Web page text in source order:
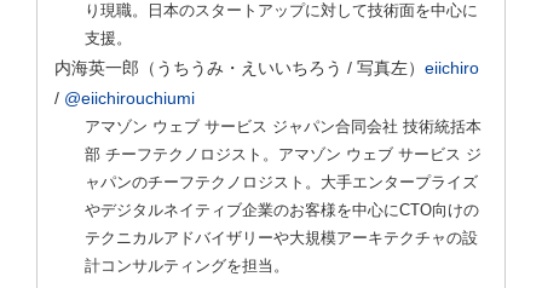
り現職。日本のスタートアップに対して技術面を中心に
支援。
内海英一郎 （うちうみ・えいいちろう / 写真左） eiichiro
/ @eiichirouchiumi
アマゾン ウェブ サービス ジャパン合同会社 技術統括本
部 チーフテクノロジスト。アマゾン ウェブ サービス ジ
ャパンのチーフテクノロジスト。大手エンタープライズ
やデジタルネイティブ企業のお客様を中心にCTO向けの
テクニカルアドバイザリーや大規模アーキテクチャの設
計コンサルティングを担当。